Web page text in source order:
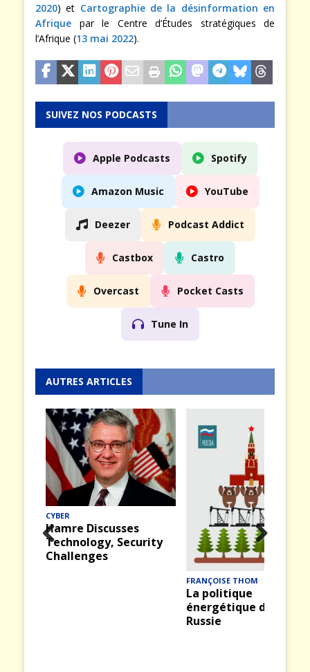
2020) et Cartographie de la désinformation en
Afrique par le Centre d’Études stratégiques de
l’Afrique (13 mai 2022).
SUIVEZ NOS PODCASTS
Apple Podcasts Spotify
Amazon Music YouTube
Deezer Podcast Addict
Castbox Castro
Overcast Pocket Casts
Tune In
AUTRES ARTICLES
CYBER
Hamre Discusses
Technology, Security
Challenges
FRANÇOISE THOM
La politique
énergétique de la
Russie
Prev
Nex